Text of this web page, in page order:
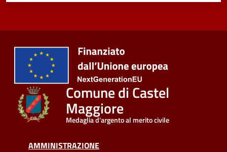
Trasparente
pretorio
Tutti
argomenti...
Comune di Castel
Maggiore
Medaglia d'argento al merito civile
AMMINISTRAZIONE